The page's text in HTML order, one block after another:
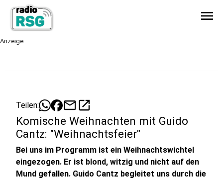
menu
Anzeige
Teilen: mailopen_in_new
Komische Weihnachten mit Guido
Cantz: "Weihnachtsfeier"
Bei uns im Programm ist ein Weihnachtswichtel
eingezogen. Er ist blond, witzig und nicht auf den
Mund gefallen. Guido Cantz begleitet uns durch die